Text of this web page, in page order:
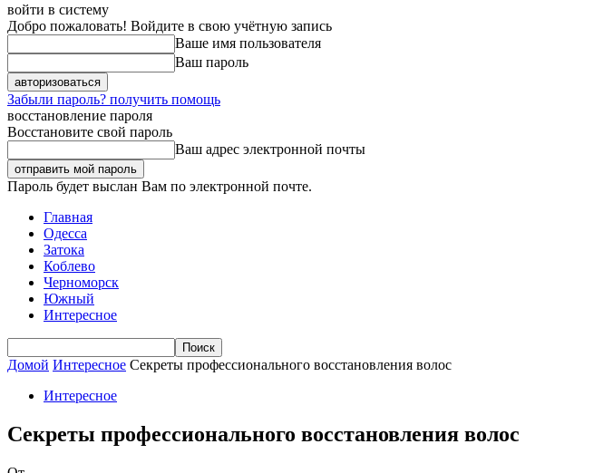
войти в систему
Добро пожаловать! Войдите в свою учётную запись
Ваше имя пользователя
Ваш пароль
Забыли пароль? получить помощь
восстановление пароля
Восстановите свой пароль
Ваш адрес электронной почты
Пароль будет выслан Вам по электронной почте.
Главная
Одесса
Затока
Коблево
Черноморск
Южный
Интересное
Домой Интересное Секреты профессионального восстановления волос
Интересное
Секреты профессионального восстановления волос